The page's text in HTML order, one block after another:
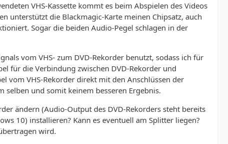
VHS-Kassette kommt es beim Abspielen des Videos
unterstützt die Blackmagic-Karte meinen Chipsatz, auch
Sogar die beiden Audio-Pegel schlagen in der
vom VHS- zum DVD-Rekorder benutzt, sodass ich für
für die Verbindung zwischen DVD-Rekorder und
vom VHS-Rekorder direkt mit den Anschlüssen der
selben und somit keinem besseren Ergebnis.
ändern (Audio-Output des DVD-Rekorders steht bereits
10) installieren? Kann es eventuell am Splitter liegen?
wird.